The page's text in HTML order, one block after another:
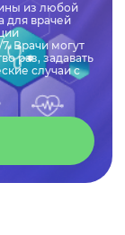
из любой
для врачей
Врачи могут
раз, задавать
случаи с